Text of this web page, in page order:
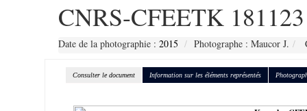
CNRS-CFEETK 181123
Date de la photographie : 2015 Photographe : Maucor J.
Consulter le document Information sur les éléments représentés